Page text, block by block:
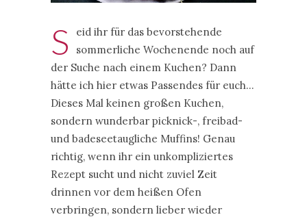
S
eid ihr für das bevorstehende
sommerliche Wochenende noch auf
der Suche nach einem Kuchen? Dann
hätte ich hier etwas Passendes für euch…
Dieses Mal keinen großen Kuchen,
sondern wunderbar picknick-, freibad-
und badeseetaugliche Muffins! Genau
richtig, wenn ihr ein unkompliziertes
Rezept sucht und nicht zuviel Zeit
drinnen vor dem heißen Ofen
verbringen, sondern lieber wieder